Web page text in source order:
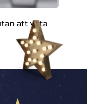
att veta